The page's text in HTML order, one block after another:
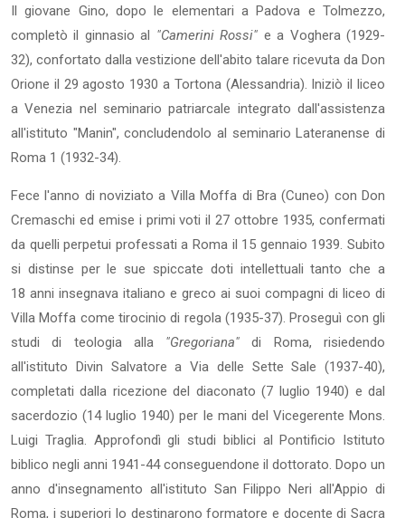
Il giovane Gino, dopo le elementari a Padova e Tolmezzo,
completò il gin­nasio al "Camerini Rossi" e a Voghera (1929-
32), confortato dalla vestizione dell'abito talare ricevuta da Don
Orione il 29 agosto 1930 a Tortona (Ales­sandria). Iniziò il liceo
a Venezia nel seminario patriarcale integrato dall'assistenza
all'istituto "Manin", concludendolo al seminario Lateranense di
Roma 1 (1932-34).
Fece l'anno di noviziato a Villa Moffa di Bra (Cuneo) con Don
Cremaschi ed emise i primi voti il 27 ottobre 1935, confermati
da quelli perpetui professati a Roma il 15 gennaio 1939. Subito
si distinse per le sue spiccate doti intellettuali tanto che a
18 anni insegnava italiano e greco ai suoi com­pagni di liceo di
Villa Moffa come tirocinio di regola (1935-37). Proseguì con gli
studi di teologia alla "Gregoriana"di Roma, risiedendo
all'istituto Divin Salvatore a Via delle Sette Sale (1937-40),
completati dalla ricezione del dia­conato (7 luglio 1940) e dal
sacerdozio (14 luglio 1940) per le mani del Vice­gerente Mons.
Luigi Traglia. Approfondì gli studi biblici al Pontificio Istituto
biblico negli anni 1941-44 conseguendone il dottorato. Dopo un
anno d'insegnamento all'istituto San Filippo Neri all'Appio di
Roma, i superiori lo destinarono formatore e docente di Sacra